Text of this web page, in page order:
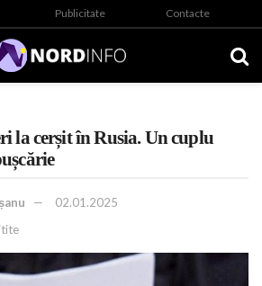
Publicitate Contacte
la cerșit în Rusia. Un cuplu
02.01.2025